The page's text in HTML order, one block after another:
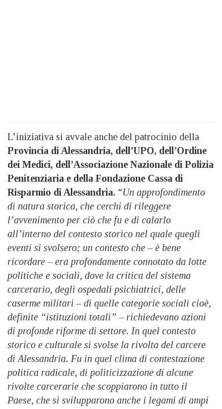
L’iniziativa si avvale anche del patrocinio della
Provincia di Alessandria, dell’UPO, dell’Ordine
dei Medici, dell’Associazione Nazionale di Polizia
Penitenziaria e della Fondazione Cassa di
Risparmio di Alessandria. “Un approfondimento
di natura storica, che cerchi di rileggere
l’avvenimento per ciò che fu e di calarlo
all’interno del contesto storico nel quale quegli
eventi si svolsero; un contesto che – è bene
ricordare – era profondamente connotato da lotte
politiche e sociali, dove la critica del sistema
carcerario, degli ospedali psichiatrici, delle
caserme militari – di quelle categorie sociali cioè,
definite “istituzioni totali” – richiedevano azioni
di profonde riforme di settore. In quel contesto
storico e culturale si svolse la rivolta del carcere
di Alessandria. Fu in quel clima di contestazione
politica radicale, di politicizzazione di alcune
rivolte carcerarie che scoppiarono in tutto il
Paese, che si svilupparono anche i legami di ampi